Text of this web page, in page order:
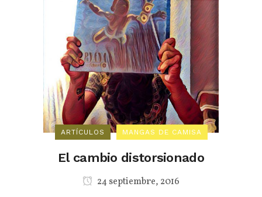
ARTÍCULOS MANGAS DE CAMISA
El cambio distorsionado
24 septiembre, 2016